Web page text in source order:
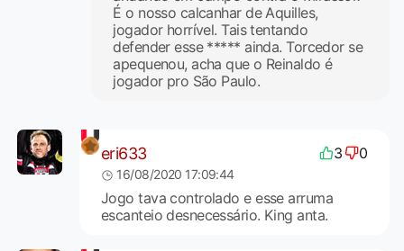
É o nosso calcanhar de Aquilles,
jogador horrível. Tais tentando
defender esse ***** ainda. Torcedor se
apequenou, acha que o Reinaldo é
jogador pro São Paulo.
eri633 3 0
16/08/2020 17:09:44
Jogo tava controlado e esse arruma
escanteio desnecessário. King anta.